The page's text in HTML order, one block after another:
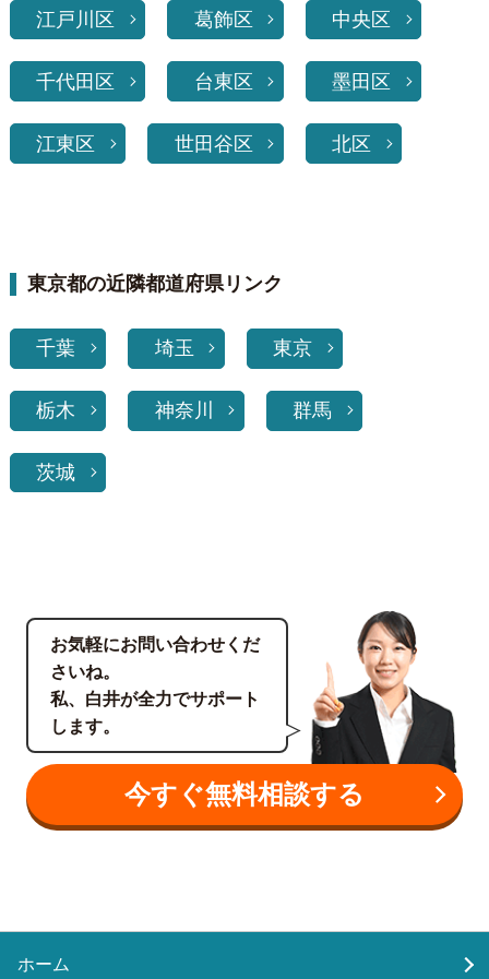
江戸川区 葛飾区 中央区
千代田区 台東区 墨田区
江東区 世田谷区 北区
東京都の近隣都道府県リンク
千葉 埼玉 東京
栃木 神奈川 群馬
茨城
お気軽にお問い合わせくだ
さいね。
私、白井が全力でサポート
します。
今すぐ無料相談する
ホーム